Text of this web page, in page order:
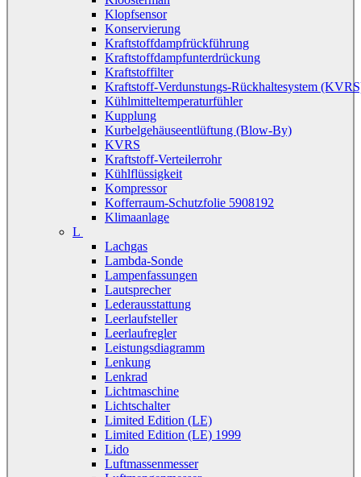
Klopfsensor
Konservierung
Kraftstoffdampfrückführung
Kraftstoffdampfunterdrückung
Kraftstoffilter
Kraftstoff-Verdunstungs-Rückhaltesystem
Kühlmitteltemperaturfühler
Kupplung
Kurbelgehäuseentlüftung (Blow-By)
KVRS
Kraftstoff-Verteilerrohr
Kühlflüssigkeit
Kompressor
Kofferraum-Schutzfolie 5908192
Klimaanlage
L
Lachgas
Lambda-Sonde
Lampenfassungen
Lautsprecher
Lederausstattung
Leerlaufsteller
Leerlaufregler
Leistungsdiagramm
Lenkung
Lenkrad
Lichtmaschine
Lichtschalter
Limited Edition (LE)
Limited Edition (LE) 1999
Lido
Luftmassenmesser